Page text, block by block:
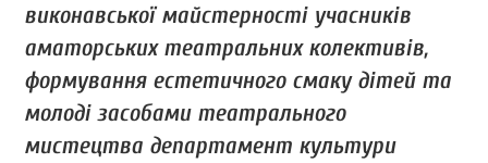
виконавської майстерності учасників
аматорських театральних колективів,
формування естетичного смаку дітей та
молоді засобами театрального
мистецтва департамент культури